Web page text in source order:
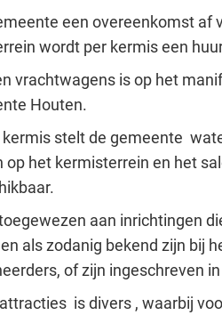
een overeenkomst af
wordt per kermis een
vrachtwagens is op het
Houten.
stelt de gemeente
het kermisterrein en het
aan inrichtingen
als zodanig bekend zijn bij
of zijn ingeschreven
is divers , waarbij